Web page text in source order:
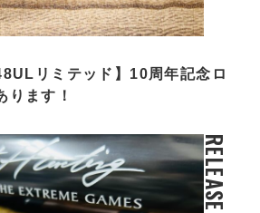
リミテッド】10周年記念ロ
ります！
RELEASE